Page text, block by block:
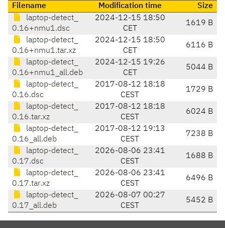
Filename Modification time
Size
laptop-detect_
0.16+nmu1.dsc
2024-12-15 18:50
CET
1619 B
laptop-detect_
0.16+nmu1.tar.xz
2024-12-15 18:50
CET
6116 B
laptop-detect_
0.16+nmu1_all.deb
2024-12-15 19:26
CET
5044 B
laptop-detect_
0.16.dsc
2017-08-12 18:18
CEST
1729 B
laptop-detect_
0.16.tar.xz
2017-08-12 18:18
CEST
6024 B
laptop-detect_
0.16_all.deb
2017-08-12 19:13
CEST
7238 B
laptop-detect_
0.17.dsc
2026-08-06 23:41
CEST
1688 B
laptop-detect_
0.17.tar.xz
2026-08-06 23:41
CEST
6496 B
laptop-detect_
0.17_all.deb
2026-08-07 00:27
CEST
5452 B